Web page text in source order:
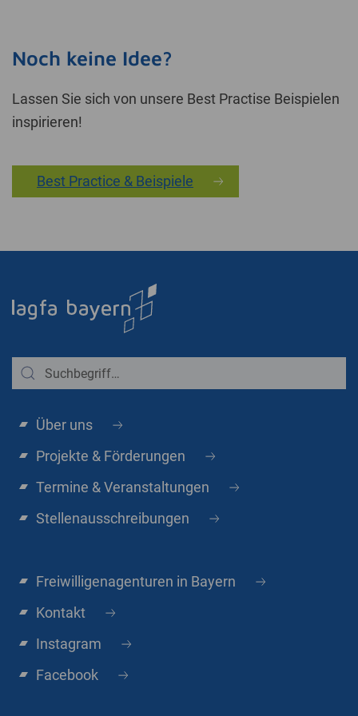
Noch keine Idee?
Lassen Sie sich von unsere Best Practise Beispielen
inspirieren!
Best Practice & Beispiele
Über uns
Projekte & Förderungen
Termine & Veranstaltungen
Stellenausschreibungen
Freiwilligenagenturen in Bayern
Kontakt
Instagram
Facebook